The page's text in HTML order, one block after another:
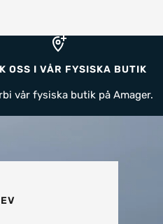
OSS I VÅR FYSISKA BUTIK
vår fysiska butik på Amager.